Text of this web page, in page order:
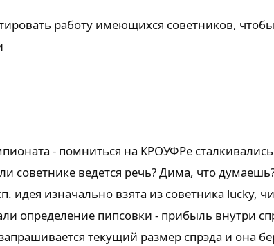
работу имеющихся советников, чтобы
- помниться на КРОУФРе
советнике ведется речь? Дима, что
идея изначально взята из советника lucky,
определение пипсовки - прибыль внутри
текущий размер спрэда и она